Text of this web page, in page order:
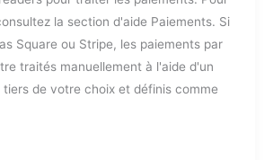
la section d'aide Paiements. Si
Square ou Stripe, les paiements par
traités manuellement à l'aide d'un
de votre choix et définis comme